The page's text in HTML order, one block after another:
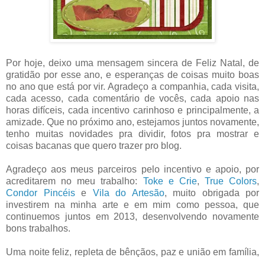
Por hoje, deixo uma mensagem sincera de Feliz Natal, de
gratidão por esse ano, e esperanças de coisas muito boas
no ano que está por vir. Agradeço a companhia, cada visita,
cada acesso, cada comentário de vocês, cada apoio nas
horas difíceis, cada incentivo carinhoso e principalmente, a
amizade. Que no próximo ano, estejamos juntos novamente,
tenho muitas novidades pra dividir, fotos pra mostrar e
coisas bacanas que quero trazer pro blog.
Agradeço aos meus parceiros pelo incentivo e apoio, por
acreditarem no meu trabalho: Toke e Crie, True Colors,
Condor Pincéise Vila do Artesão, muito obrigada por
investirem na minha arte e em mim como pessoa, que
continuemos juntos em 2013, desenvolvendo novamente
bons trabalhos.
Uma noite feliz, repleta de bênçãos, paz e união em família,